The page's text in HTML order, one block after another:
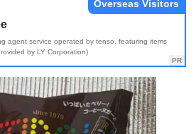
agent service operated by tenso, featuring items
by LY Corporation)
Overseas Visitors